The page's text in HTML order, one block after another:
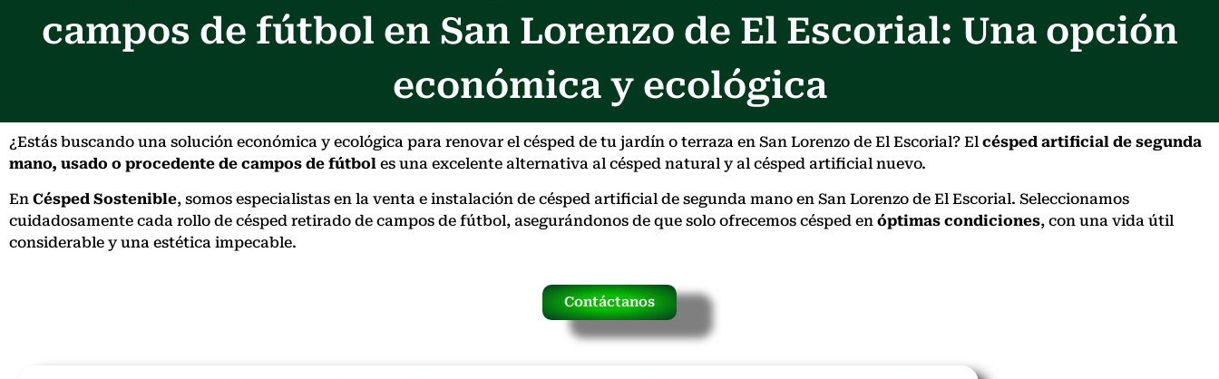
campos de fútbol en San Lorenzo de El Escorial: Una opción
económica y ecológica
¿Estás buscando una solución económica y ecológica para renovar el césped de tu jardín o terraza en San Lorenzo de El Escorial? El césped artificial de segunda
mano, usado o procedente de campos de fútbol es una excelente alternativa al césped natural y al césped artificial nuevo.
En Césped Sostenible, somos especialistas en la venta e instalación de césped artificial de segunda mano en San Lorenzo de El Escorial. Seleccionamos
cuidadosamente cada rollo de césped retirado de campos de fútbol, asegurándonos de que solo ofrecemos césped en óptimas condiciones, con una vida útil
considerable y una estética impecable.
Contáctanos